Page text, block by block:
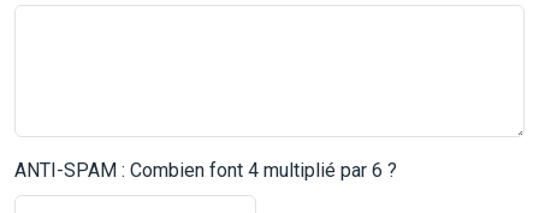
ANTI-SPAM : Combien font 4 multiplié par 6 ?